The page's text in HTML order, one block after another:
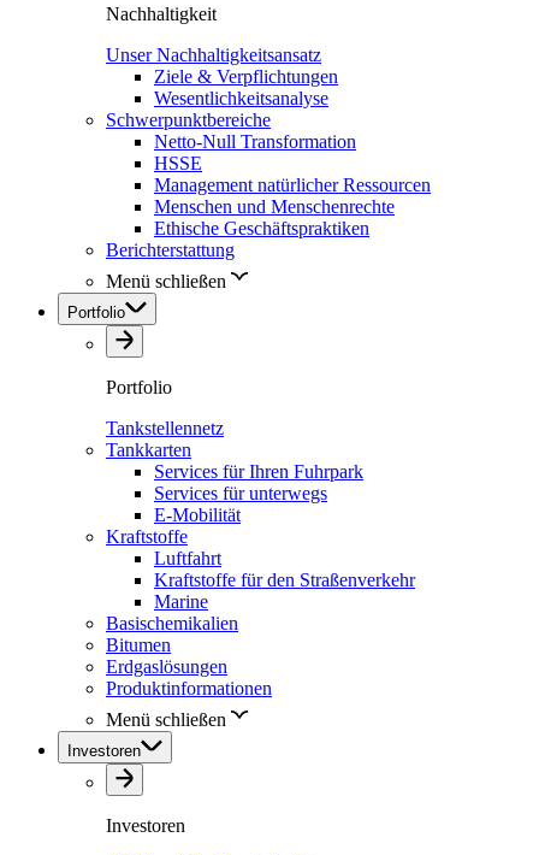
Nachhaltigkeit
Unser Nachhaltigkeitsansatz
Ziele & Verpflichtungen
Wesentlichkeitsanalyse
Schwerpunktbereiche
Netto-Null Transformation
HSSE
Management natürlicher Ressourcen
Menschen und Menschenrechte
Ethische Geschäftspraktiken
Berichterstattung
Menü schließen
Portfolio
Portfolio
Tankstellennetz
Tankkarten
Services für Ihren Fuhrpark
Services für unterwegs
E-Mobilität
Kraftstoffe
Luftfahrt
Kraftstoffe für den Straßenverkehr
Marine
Basischemikalien
Bitumen
Erdgaslösungen
Produktinformationen
Menü schließen
Investoren
Investoren